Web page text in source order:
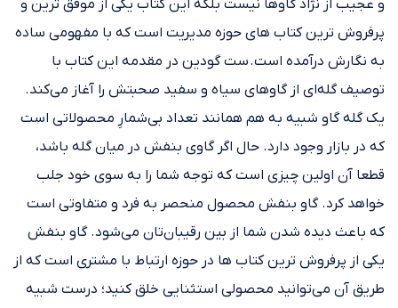
و عجیب از نژاد گاوها نیست بلکه این کتاب یکی از موفق ترین و
پرفروش ترین کتاب های حوزه مدیریت است که با مفهومی ساده
به نگارش درآمده است. ست گودین در مقدمه این کتاب با
توصیف گله‌ای از گاوهای سیاه و سفید صحبتش را آغاز می‌کند.
یک گله گاو شبیه به هم همانند تعداد بی‌شمارِ محصولاتی است
که در بازار وجود دارد. حال اگر گاوی بنفش در میان گله باشد،
قطعا آن اولین چیزی است که توجه شما را به سوی خود جلب
خواهد کرد. گاو بنفش محصول منحصر به فرد و متفاوتی است
که باعث دیده شدن شما از بین رقیبان‌تان می‌شود. گاو بنفش
یکی از پرفروش ترین کتاب ها در حوزه ارتباط با مشتری است که از
طریق آن می‌توانید محصولی استثنایی خلق کنید؛ درست شبیه